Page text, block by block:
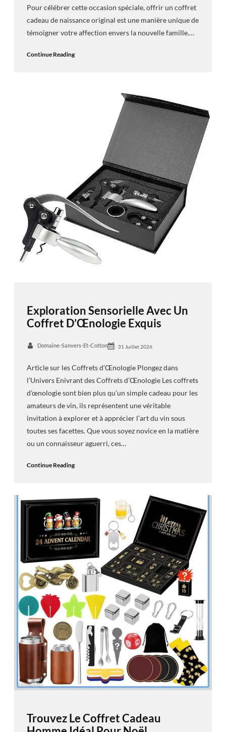
Pour célébrer cette occasion spéciale, offrir un coffret
cadeau de naissance original est une manière unique de
témoigner votre affection envers la nouvelle famille.…
Continue Reading
Exploration Sensorielle Avec Un
Coffret D’Œnologie Exquis
Domaine-Sanvers-Et-Cotton 31 Juillet 2026
Article sur les Coffrets d’Œnologie Plongez dans
l’Univers Enivrant des Coffrets d’Œnologie Les coffrets
d’œnologie sont bien plus qu’un simple cadeau pour les
amateurs de vin, ils représentent une véritable
invitation à explorer et à apprécier l’art du vin sous
toutes ses facettes. Que vous soyez novice en la matière
ou un connaisseur aguerri, ces…
Continue Reading
Trouvez Le Coffret Cadeau